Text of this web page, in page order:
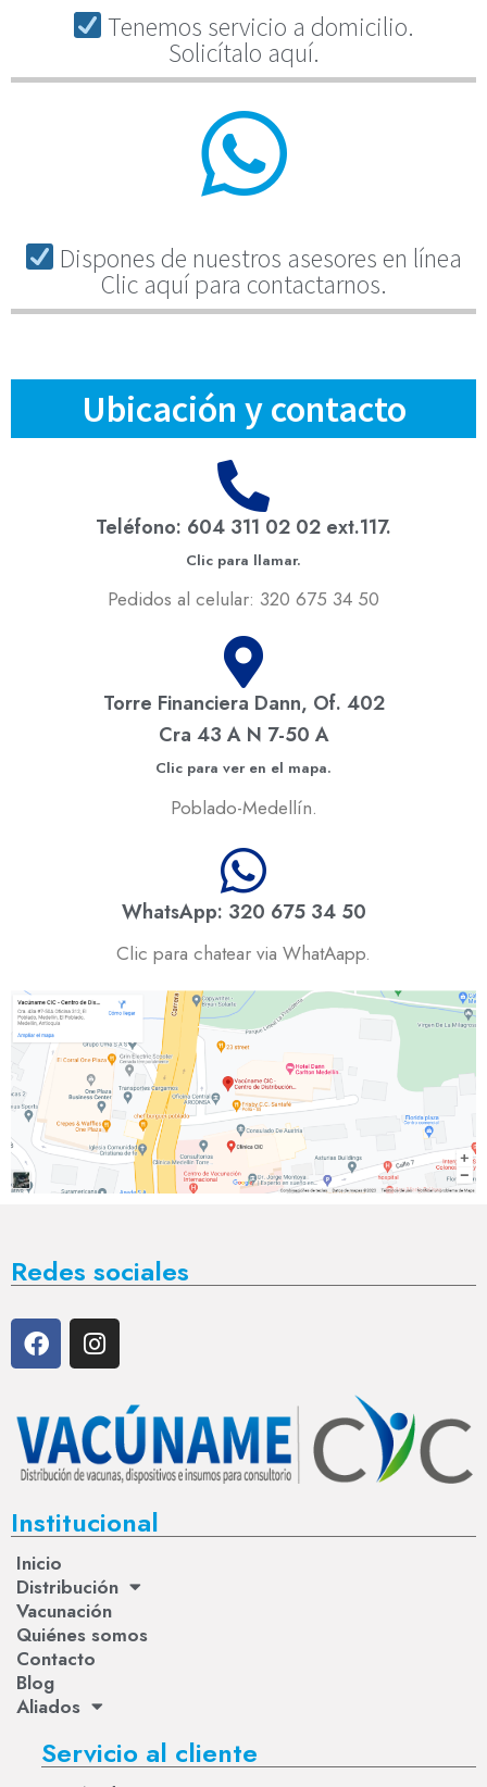
Tenemos servicio a domicilio.
Solicítalo aquí.
Dispones de nuestros asesores en línea
Clic aquí para contactarnos.
Ubicación y contacto
Teléfono: 604 311 02 02 ext.117.
Clic para llamar.
Pedidos al celular: 320 675 34 50
Torre Financiera Dann, Of. 402
Cra 43 A N 7-50 A
Clic para ver en el mapa.
Poblado-Medellín.
WhatsApp: 320 675 34 50
Clic para chatear via WhatAapp.
Redes sociales
Institucional
Inicio
Distribución
Vacunación
Quiénes somos
Contacto
Blog
Aliados
Servicio al cliente